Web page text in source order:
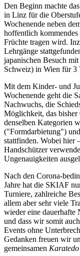
Den Beginn machte
in Linz für die
Wochenende neben
hoffentlich kommendes
Früchte tragen wird.
Lehrgänge
japanischen Besuch
Schweiz) in Wien für 3
Mit dem Kinder- und
Wochenende geht die
Nachwuchs, die
Möglichkeit, das bisher
denselben Kategorien
("Formdarbietung") und
stattfinden. Wobei hier
Handschützer
Ungenauigkeiten
Nach den Corona-
Jahre hat die SKIAF
Turniere, zahlreiche
allem aber sehr viele
wieder eine dauerhafte
und dass wir somit
Events ohne
Gedanken freuen wir
gemeinsamen Karatedo